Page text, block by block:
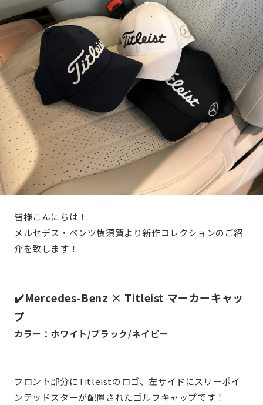
皆様こんにちは！
メルセデス・ベンツ横須賀より新作コレクションのご紹
介を致します！
✔️Mercedes-Benz × Titleist マーカーキャッ
プ
カラー：ホワイト/ブラック/ネイビー
フロント部分にTitleistのロゴ、左サイドにスリーポイ
ンテッドスターが配置されたゴルフキャップです！